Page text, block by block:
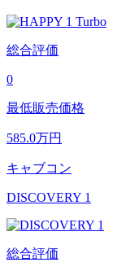
総合評価
0
最低販売価格
585.0万円
キャブコン
DISCOVERY 1
総合評価